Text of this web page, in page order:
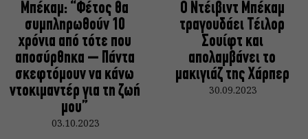
Μπέκαμ: “Φέτος θα
συμπληρωθούν 10
χρόνια από τότε που
αποσύρθηκα – Πάντα
σκεφτόμουν να κάνω
ντοκιμαντέρ για τη ζωή
μου”
03.10.2023
Ο Ντέιβιντ Μπέκαμ
τραγουδάει Τέιλορ
Σουίφτ και
απολαμβάνει το
μακιγιάζ της Χάρπερ
30.09.2023